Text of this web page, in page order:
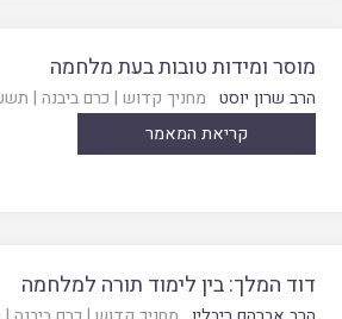
מוסר ומידות טובות בעת מלחמה
הרב שרון יוסט מחניך קדוש | כרם ביבנה |
קריאת המאמר
דוד המלך: בין לימוד תורה למלחמה